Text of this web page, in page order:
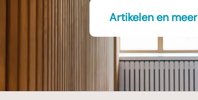
Artikelen en meer